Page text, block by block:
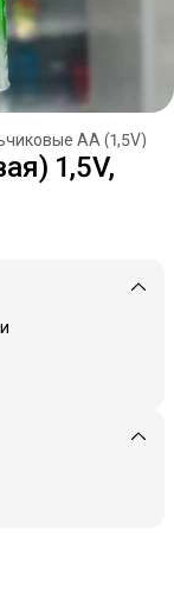
AA (1,5V)
1,5V,